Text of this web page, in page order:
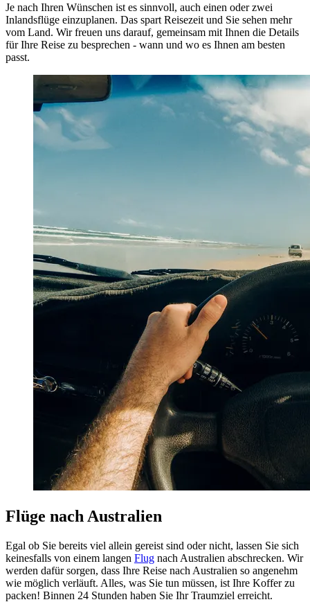
Je nach Ihren Wünschen ist es sinnvoll, auch einen oder zwei
Inlandsflüge einzuplanen. Das spart Reisezeit und Sie sehen mehr
vom Land. Wir freuen uns darauf, gemeinsam mit Ihnen die Details
für Ihre Reise zu besprechen - wann und wo es Ihnen am besten
passt.
Flüge nach Australien
Egal ob Sie bereits viel allein gereist sind oder nicht, lassen Sie sich
keinesfalls von einem langen Flug nach Australien abschrecken. Wir
werden dafür sorgen, dass Ihre Reise nach Australien so angenehm
wie möglich verläuft. Alles, was Sie tun müssen, ist Ihre Koffer zu
packen! Binnen 24 Stunden haben Sie Ihr Traumziel erreicht.